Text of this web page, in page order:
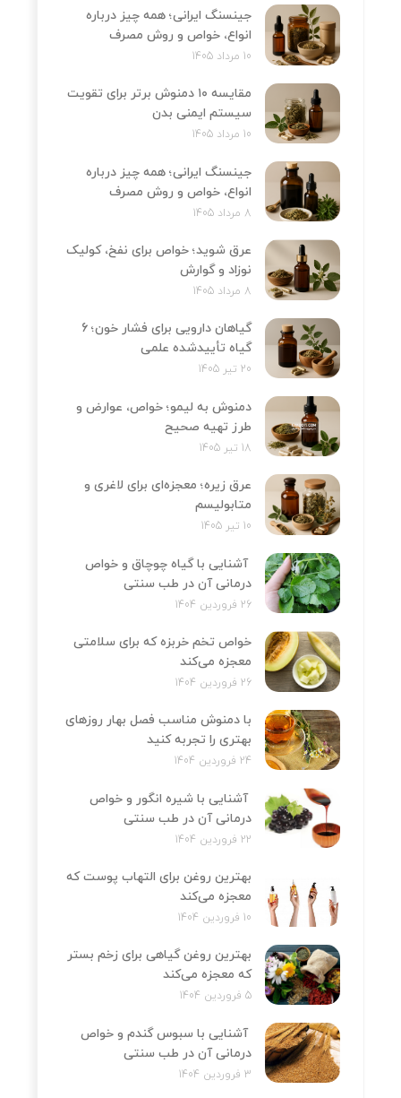
جینسنگ ایرانی؛ همه چیز درباره
انواع، خواص و روش مصرف
10 مرداد 1405
مقایسه ۱۰ دمنوش برتر برای تقویت
سیستم ایمنی بدن
10 مرداد 1405
جینسنگ ایرانی؛ همه چیز درباره
انواع، خواص و روش مصرف
8 مرداد 1405
عرق شوید؛ خواص برای نفخ، کولیک
نوزاد و گوارش
8 مرداد 1405
گیاهان دارویی برای فشار خون؛ 6
گیاه تأییدشده علمی
20 تیر 1405
دمنوش به لیمو؛ خواص، عوارض و
طرز تهیه صحیح
18 تیر 1405
عرق زیره؛ معجزه‌ای برای لاغری و
متابولیسم
10 تیر 1405
آشنایی با گیاه چوچاق و خواص
درمانی آن در طب سنتی
26 فروردین 1404
خواص تخم خربزه که برای سلامتی
معجزه می‌کند
26 فروردین 1404
با دمنوش مناسب فصل بهار روزهای
بهتری را تجربه کنید
24 فروردین 1404
آشنایی با شیره انگور و خواص
درمانی آن در طب سنتی
22 فروردین 1404
بهترین روغن برای التهاب پوست که
معجزه می‌کند
10 فروردین 1404
بهترین روغن گیاهی برای زخم بستر
که معجزه می‌کند
5 فروردین 1404
آشنایی با سبوس گندم و خواص
درمانی آن در طب سنتی
3 فروردین 1404